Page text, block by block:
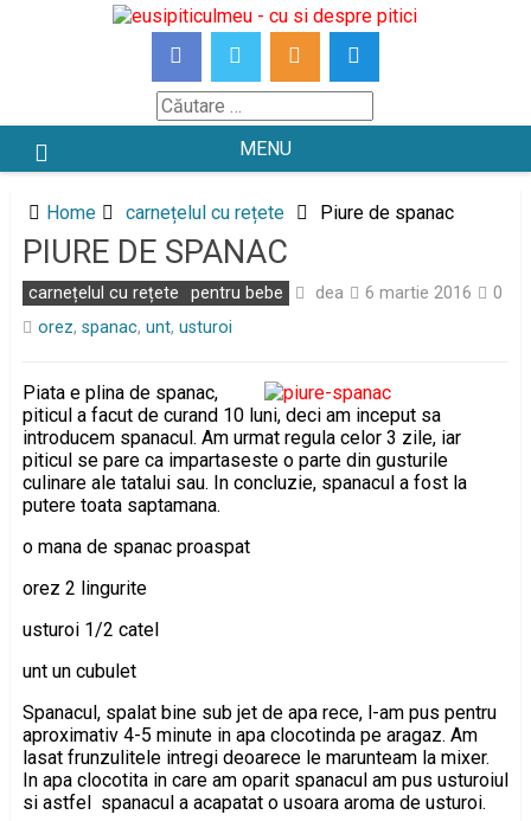
Căutare
MENU
Home carnețelul cu rețete Piure de spanac
PIURE DE SPANAC
carnețelul cu rețete pentru bebe dea 6 martie 2016
0
orez, spanac, unt, usturoi
Piata e plina de spanac,
piticul a facut de curand 10 luni, deci am inceput sa
introducem spanacul. Am urmat regula celor 3 zile, iar
piticul se pare ca impartaseste o parte din gusturile
culinare ale tatalui sau. In concluzie, spanacul a fost la
putere toata saptamana.
o mana de spanac proaspat
orez 2 lingurite
usturoi 1/2 catel
unt un cubulet
Spanacul, spalat bine sub jet de apa rece, l-am pus pentru
aproximativ 4-5 minute in apa clocotinda pe aragaz. Am
lasat frunzulitele intregi deoarece le marunteam la mixer.
In apa clocotita in care am oparit spanacul am pus usturoiul
si astfel spanacul a acapatat o usoara aroma de usturoi.